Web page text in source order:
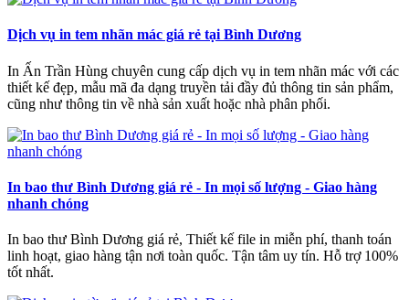
Dịch vụ in tem nhãn mác giá rẻ tại Bình Dương
In Ấn Trần Hùng chuyên cung cấp dịch vụ in tem nhãn mác với các
thiết kế đẹp, mẫu mã đa dạng truyền tải đầy đủ thông tin sản phẩm,
cũng như thông tin về nhà sản xuất hoặc nhà phân phối.
In bao thư Bình Dương giá rẻ - In mọi số lượng - Giao hàng
nhanh chóng
In bao thư Bình Dương giá rẻ, Thiết kế file in miễn phí, thanh toán
linh hoạt, giao hàng tận nơi toàn quốc. Tận tâm uy tín. Hỗ trợ 100%
tốt nhất.